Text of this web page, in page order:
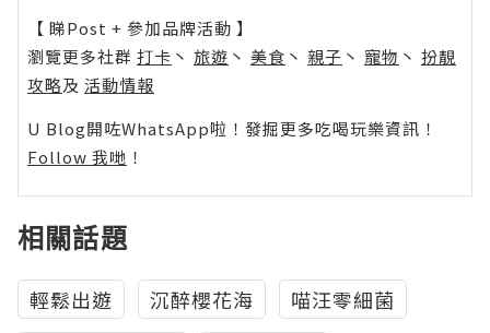
【 睇Post + 參加品牌活動 】
瀏覽更多社群 打卡 丶 旅遊 丶 美食 丶 親子 丶 寵物 丶 扮靚
攻略及 活動情報
U Blog開咗WhatsApp啦！發掘更多吃喝玩樂資訊！
Follow 我哋 ！
相關話題
輕鬆出遊 沉醉櫻花海
喵汪零細菌